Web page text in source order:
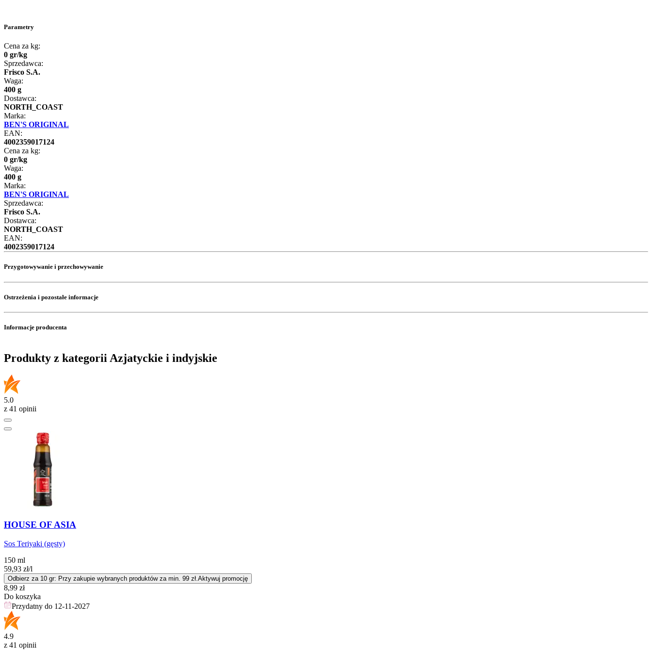
Parametry
Cena za kg:
0 gr/kg
Sprzedawca:
Frisco S.A.
Waga:
400 g
Dostawca:
NORTH_COAST
Marka:
BEN'S ORIGINAL
EAN:
4002359017124
Cena za kg:
0 gr/kg
Waga:
400 g
Marka:
BEN'S ORIGINAL
Sprzedawca:
Frisco S.A.
Dostawca:
NORTH_COAST
EAN:
4002359017124
Przygotowywanie i przechowywanie
Ostrzeżenia i pozostałe informacje
Informacje producenta
Produkty z kategorii Azjatyckie i indyjskie
5.0
z 41 opinii
HOUSE OF ASIA
Sos Teriyaki (gęsty)
150 ml
59,93 zł/l
Odbierz za 10 gr: Przy zakupie wybranych produktów za min. 99 zł. Aktywuj promocję
Cena
8,99 zł
Do koszyka
Przydatny do 12-11-2027
4.9
z 41 opinii